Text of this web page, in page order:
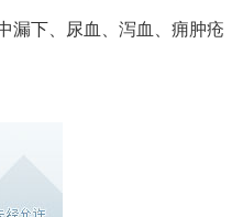
漏下、尿血、泻血、痈肿疮